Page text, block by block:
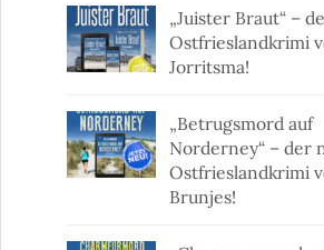
„Juister Braut“ –
Ostfrieslandkrimi
Jorritsma!
„Betrugsmord auf
Norderney“ – der
Ostfrieslandkrimi
Brunjes!